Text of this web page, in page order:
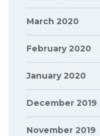
March 2020
February 2020
January 2020
December 2019
November 2019